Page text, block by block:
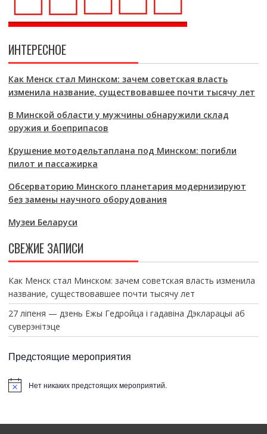
ИНТЕРЕСНОЕ
Как Менск стал Минском: зачем советская власть
изменила название, существовавшее почти тысячу лет
В Минской области у мужчины обнаружили склад
оружия и боеприпасов
Крушение мотодельтаплана под Минском: погибли
пилот и пассажирка
Обсерваторию Минского планетария модернизируют
без замены научного оборудования
Музеи Беларуси
СВЕЖИЕ ЗАПИСИ
Как Менск стал Минском: зачем советская власть изменила
название, существовавшее почти тысячу лет
27 ліпеня — дзень Ежы Гедройца і гадавіна Дэкларацыі аб
суверэнітэце
Предстоящие мероприятия
т
Нет никаких предстоящих мероприятий.